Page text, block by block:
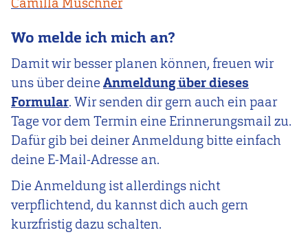
Wo melde ich mich an?
Damit wir besser planen können, freuen wir
uns über deine Anmeldung über dieses
Formular. Wir senden dir gern auch ein paar
Tage vor dem Termin eine Erinnerungsmail zu.
Dafür gib bei deiner Anmeldung bitte einfach
deine E-Mail-Adresse an.
Die Anmeldung ist allerdings nicht
verpflichtend, du kannst dich auch gern
kurzfristig dazu schalten.